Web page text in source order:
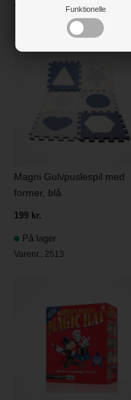
Funktionelle
Varenr.:
Magni Gulvpuslespil med
former, blå
199 kr.
På lager
Varenr.: 2513